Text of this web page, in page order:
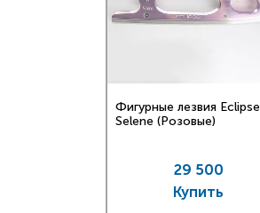
Фигурные лезвия Eclipse
Selene (Розовые)
29 500
Купить